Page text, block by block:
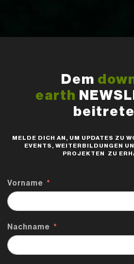
Dem
earth
MELDE DICH AN, UM UPDATES ZU
EVENTS, WEITERBILDUNGEN
PROJEKTEN ZU
Vorname
Nachname